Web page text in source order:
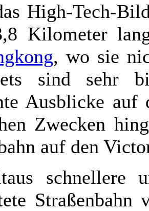
High-Tech-
Kilometer
, wo sie
sind sehr
Ausblicke
Zwecken
auf den
schnellere